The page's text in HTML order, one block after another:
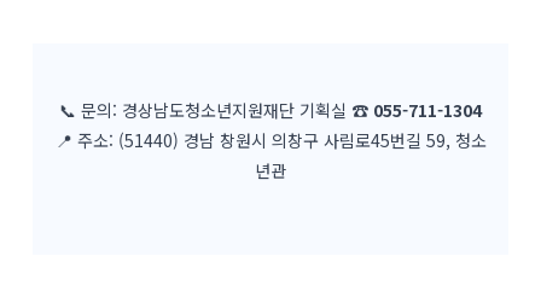
📞 문의: 경상남도청소년지원재단 기획실 ☎ 055-711-1304
📍 주소: (51440) 경남 창원시 의창구 사림로45번길 59, 청소
년관